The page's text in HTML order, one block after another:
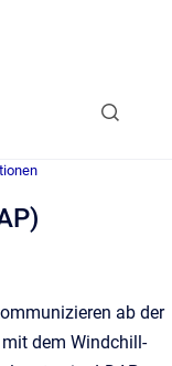
homepage
ab der
dem Windchill-